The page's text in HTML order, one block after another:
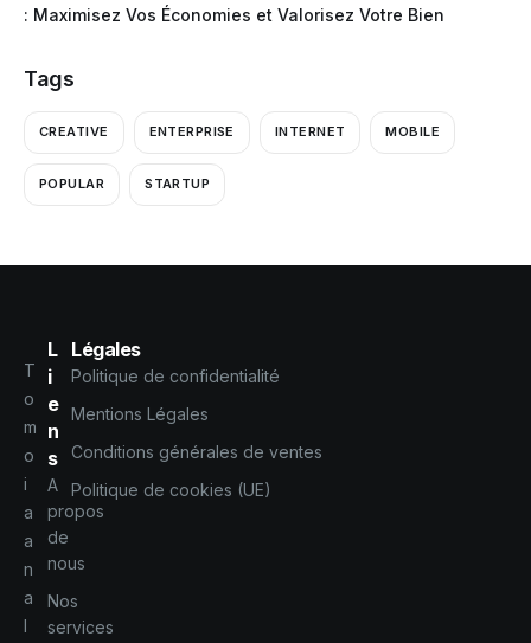
: Maximisez Vos Économies et Valorisez Votre Bien
Tags
CREATIVE ENTERPRISE INTERNET MOBILE
POPULAR STARTUP
T
o
m
o
i
a
a
n
a
l
L
i
e
n
s
A
propos
de
nous
Nos
services
Légales
Politique de confidentialité
Mentions Légales
Conditions générales de ventes
Politique de cookies (UE)